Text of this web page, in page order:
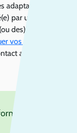
adaptations
par une
des) besoin(s)
vos difficultés
avec vous